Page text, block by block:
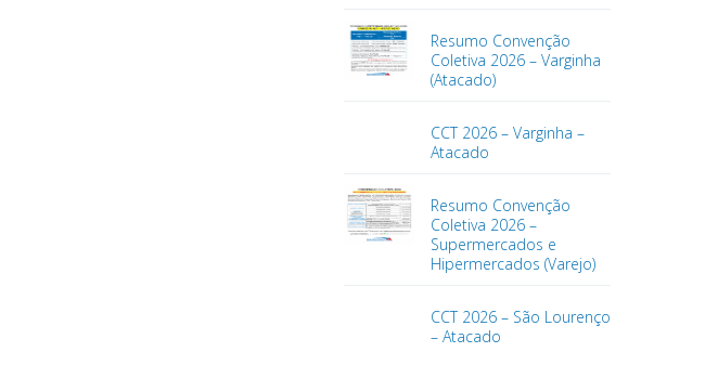
Resumo Convenção
Coletiva 2026 – Varginha
(Atacado)
CCT 2026 – Varginha –
Atacado
Resumo Convenção
Coletiva 2026 –
Supermercados e
Hipermercados (Varejo)
CCT 2026 – São Lourenço
– Atacado